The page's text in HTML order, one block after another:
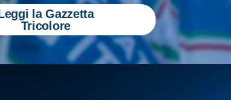
la Gazzetta
Tricolore